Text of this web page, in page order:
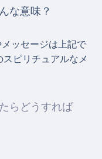
な意味？
ッセージは上記で
ピリチュアルなメ
らどうすれば